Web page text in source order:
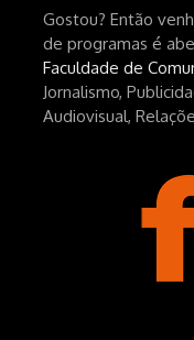
Gostou? Então
de programas é
Faculdade de
Jornalismo,
Audiovisual,